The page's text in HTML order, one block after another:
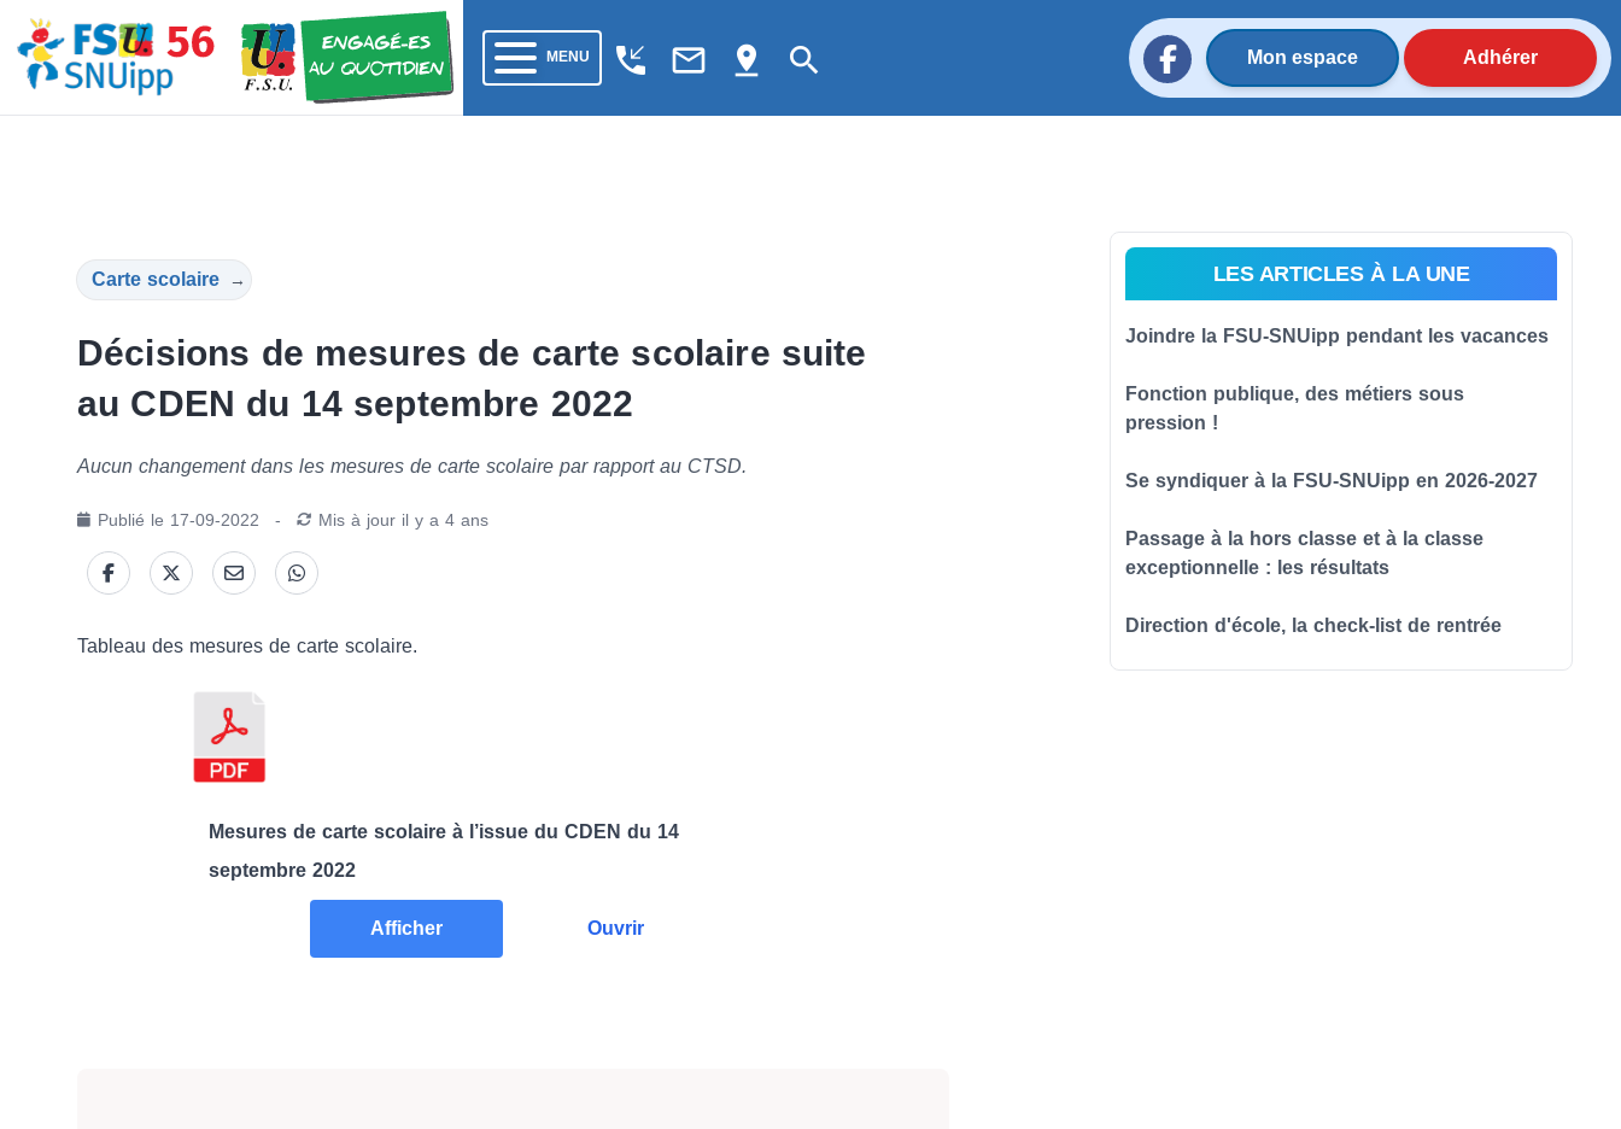
MENU phone_callback mail_outline pin_drop search Mon espace Adhérer
Carte scolaire →
Décisions de mesures de carte scolaire suite
au CDEN du 14 septembre 2022
Aucun changement dans les mesures de carte scolaire par rapport au CTSD.
Publié le 17-09-2022 - Mis à jour il y a 4 ans
Tableau des mesures de carte scolaire.
Mesures de carte scolaire à l’issue du CDEN du 14
septembre 2022
Afficher Ouvrir
LES ARTICLES À LA UNE
Joindre la FSU-SNUipp pendant les vacances
Fonction publique, des métiers sous
pression !
Se syndiquer à la FSU-SNUipp en 2026-2027
Passage à la hors classe et à la classe
exceptionnelle : les résultats
Direction d'école, la check-list de rentrée